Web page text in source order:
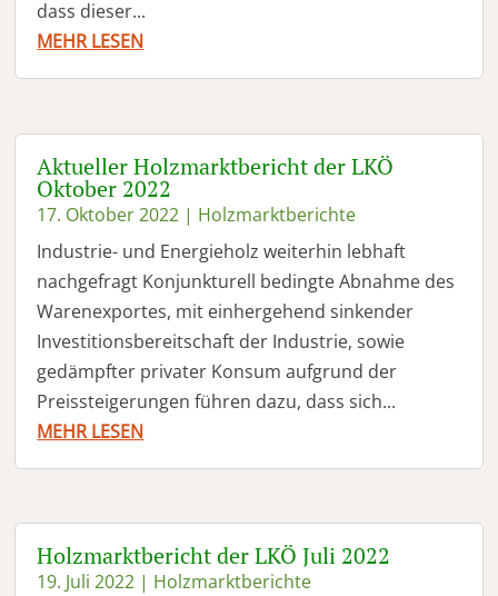
dass dieser...
MEHR LESEN
Aktueller Holzmarktbericht der LKÖ
Oktober 2022
17. Oktober 2022 | Holzmarktberichte
Industrie- und Energieholz weiterhin lebhaft
nachgefragt Konjunkturell bedingte Abnahme des
Warenexportes, mit einhergehend sinkender
Investitionsbereitschaft der Industrie, sowie
gedämpfter privater Konsum aufgrund der
Preissteigerungen führen dazu, dass sich...
MEHR LESEN
Holzmarktbericht der LKÖ Juli 2022
19. Juli 2022 | Holzmarktberichte